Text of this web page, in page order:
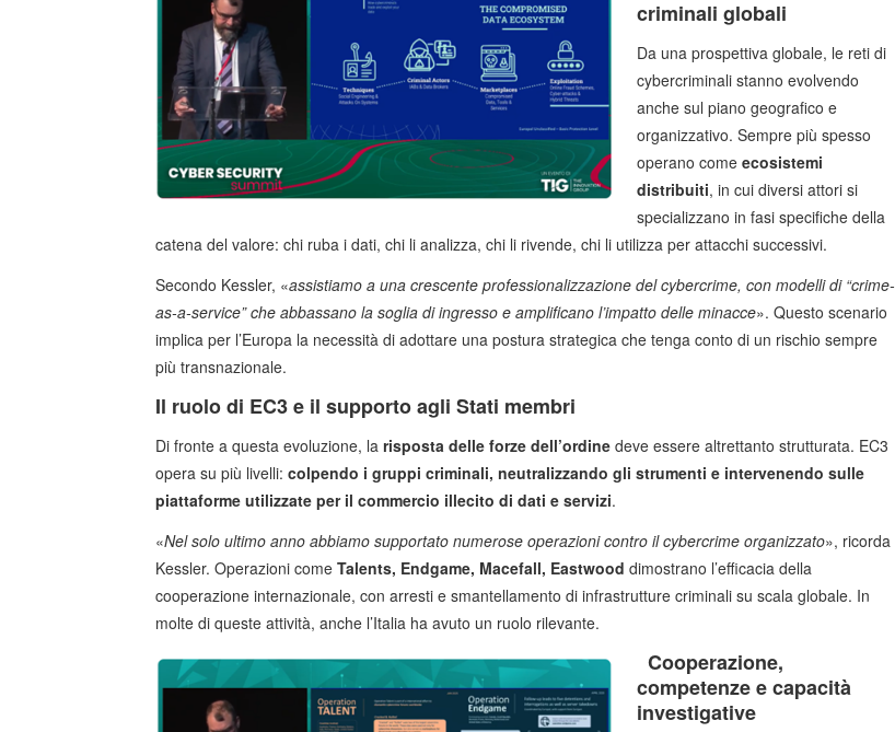
criminali globali
Da una prospettiva globale, le reti di
cybercriminali stanno evolvendo
anche sul piano geografico e
organizzativo. Sempre più spesso
operano come ecosistemi
distribuiti, in cui diversi attori si
specializzano in fasi specifiche della
catena del valore: chi ruba i dati, chi li analizza, chi li rivende, chi li utilizza per attacchi successivi.
Secondo Kessler, «assistiamo a una crescente professionalizzazione del cybercrime, con modelli di “crime-
as-a-service” che abbassano la soglia di ingresso e amplificano l’impatto delle minacce». Questo scenario
implica per l’Europa la necessità di adottare una postura strategica che tenga conto di un rischio sempre
più transnazionale.
Il ruolo di EC3 e il supporto agli Stati membri
Di fronte a questa evoluzione, la risposta delle forze dell’ordine deve essere altrettanto strutturata. EC3
opera su più livelli: colpendo i gruppi criminali, neutralizzando gli strumenti e intervenendo sulle
piattaforme utilizzate per il commercio illecito di dati e servizi.
«Nel solo ultimo anno abbiamo supportato numerose operazioni contro il cybercrime organizzato», ricorda
Kessler. Operazioni come Talents, Endgame, Macefall, Eastwood dimostrano l’efficacia della
cooperazione internazionale, con arresti e smantellamento di infrastrutture criminali su scala globale. In
molte di queste attività, anche l’Italia ha avuto un ruolo rilevante.
Cooperazione,
competenze e capacità
investigative